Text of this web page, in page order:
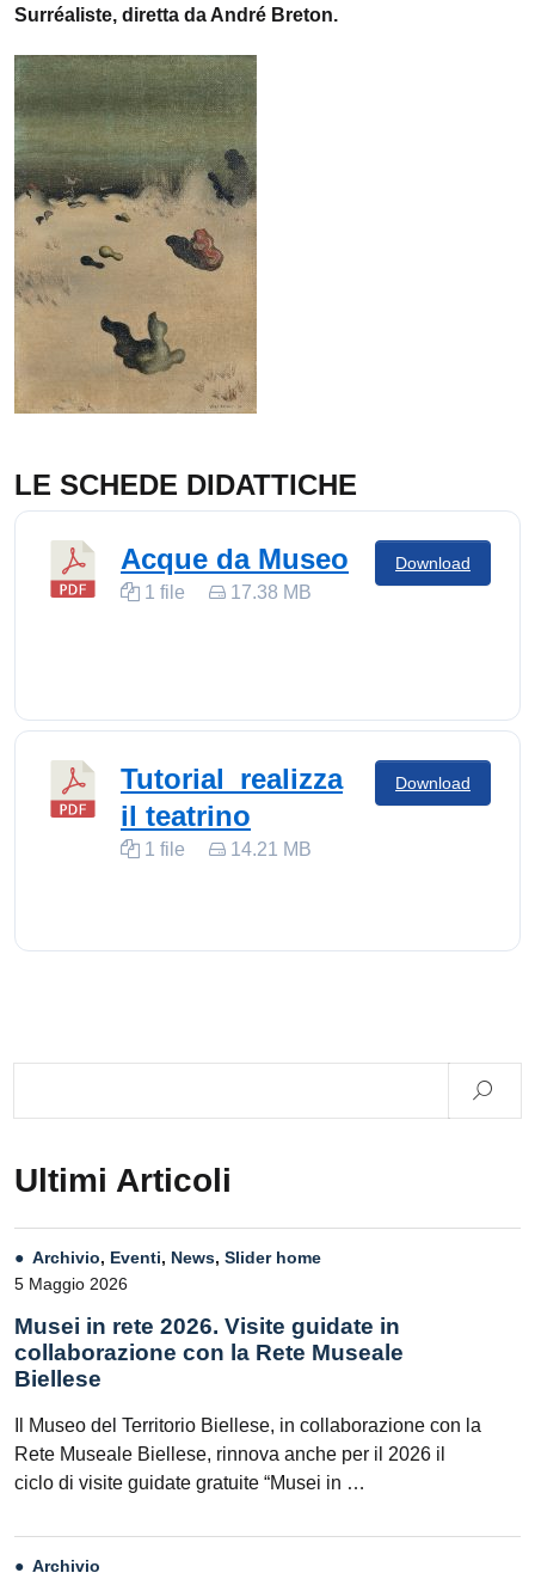
Surréaliste, diretta da André Breton.
LE SCHEDE DIDATTICHE
Acque da Museo
1 file 17.38 MB
Download
Tutorial_realizza
il teatrino
1 file 14.21 MB
Download
Ultimi Articoli
Archivio, Eventi, News, Slider home
5 Maggio 2026
Musei in rete 2026. Visite guidate in
collaborazione con la Rete Museale
Biellese
Il Museo del Territorio Biellese, in collaborazione con la
Rete Museale Biellese, rinnova anche per il 2026 il
ciclo di visite guidate gratuite “Musei in …
Archivio